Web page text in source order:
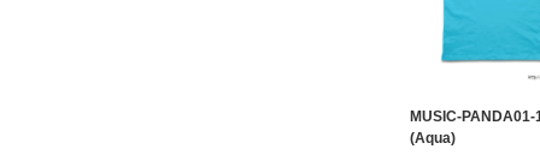
MUSIC-PANDA01-
(Aqua)